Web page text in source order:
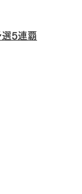
選5連覇